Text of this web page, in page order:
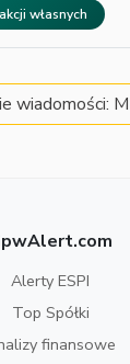
własnych
wiadomości:
Alerty ESPI
Top Spółki
finansowe